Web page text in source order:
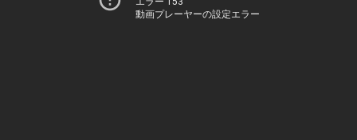
動画プレーヤーの設定エラー